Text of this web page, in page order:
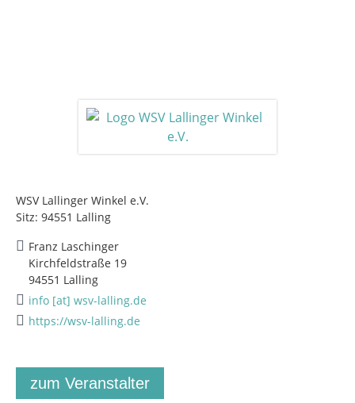
WSV Lallinger Winkel e.V.
Sitz: 94551 Lalling
Franz Laschinger
Kirchfeldstraße 19
94551 Lalling
info [at] wsv-lalling.de
https://wsv-lalling.de
zum Veranstalter